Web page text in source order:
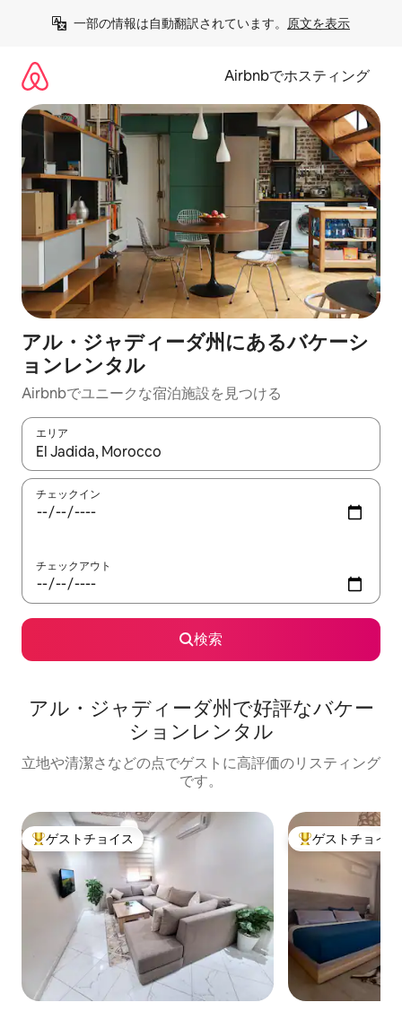
一部の情報は自動翻訳されています。 原文を表示
Airbnbでホスティング
アル・ジャディーダ州にあるバケーシ
ョンレンタル
Airbnbでユニークな宿泊施設を見つける
エリア
検索結果が表示されたら、上下の矢印キーを使って移動するか
チェックイン
チェックアウト
検索
アル・ジャディーダ州で好評なバケー
ションレンタル
立地や清潔さなどの点でゲストに高評価のリスティング
です。
大好評のゲストチョイスです。
ゲストチョイス 大好評のゲスト
ゲストチョイス